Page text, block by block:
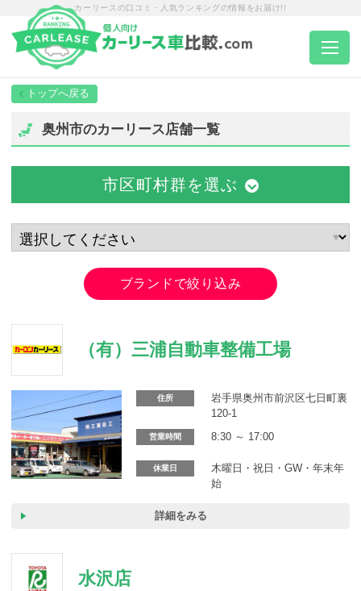
カーリースの口コミ・人気ランキングの情報をお届け!!
トップページ
エリア別ランキング
エリア別店舗一覧
カーリース体験談
お役立ち記事
奥州市のカーリース店舗一覧
市区町村群を選ぶ
ブランドで絞り込み
（有）三浦自動車整備工場
住所
岩手県奥州市前沢区七日町裏
120-1
営業時間 8:30 ～ 17:00
休業日
木曜日・祝日・GW・年末年
始
詳細をみる
水沢店